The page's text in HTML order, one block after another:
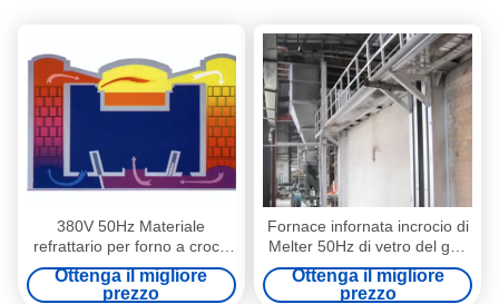
380V 50Hz Materiale
refrattario per forno a croce
per la fusione del vetro
domestico
Ottenga il migliore
prezzo
Fornace infornata incrocio di
Melter 50Hz di vetro del gas
della natura
Ottenga il migliore
prezzo